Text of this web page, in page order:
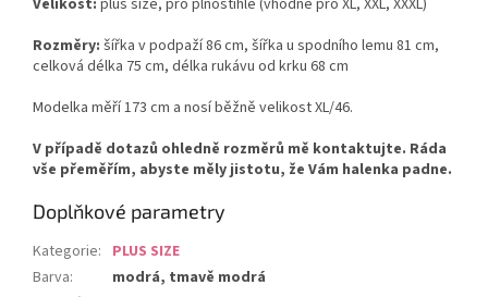
Rozměry: šířka v podpaží 86 cm, šířka u spodního lemu 81 cm,
celková délka 75 cm, délka rukávu od krku 68 cm
Modelka měří 173 cm a nosí běžně velikost XL/46.
V případě dotazů ohledně rozměrů mě kontaktujte. Ráda
vše přeměřím, abyste měly jistotu, že Vám halenka padne.
Doplňkové parametry
Kategorie: PLUS SIZE
Barva:
modrá, tmavě modrá